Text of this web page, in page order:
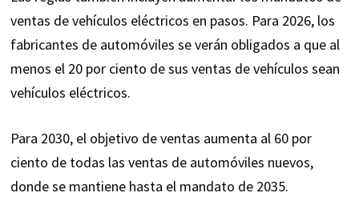
ventas de vehículos eléctricos en pasos. Para 2026, los
fabricantes de automóviles se verán obligados a que al
menos el 20 por ciento de sus ventas de vehículos sean
vehículos eléctricos.
Para 2030, el objetivo de ventas aumenta al 60 por
ciento de todas las ventas de automóviles nuevos,
donde se mantiene hasta el mandato de 2035.